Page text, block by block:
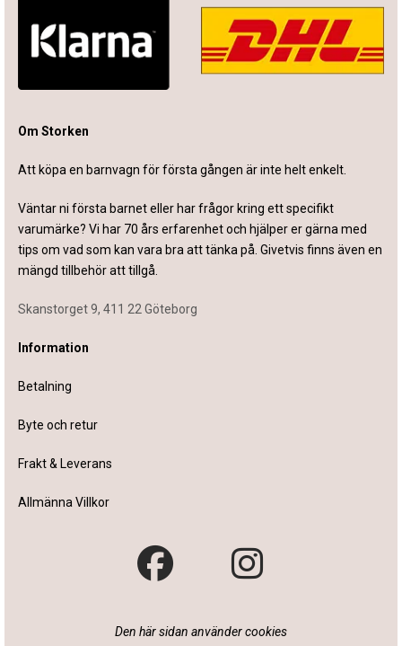
Om Storken
Att köpa en barnvagn för första gången är inte helt enkelt.
Väntar ni första barnet eller har frågor kring ett specifikt
varumärke? Vi har 70 års erfarenhet och hjälper er gärna med
tips om vad som kan vara bra att tänka på. Givetvis finns även en
mängd tillbehör att tillgå.
Skanstorget 9, 411 22 Göteborg
Information
Betalning
Byte och retur
Frakt & Leverans
Allmänna Villkor
Den här sidan använder cookies